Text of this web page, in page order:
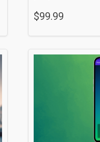
$99.99